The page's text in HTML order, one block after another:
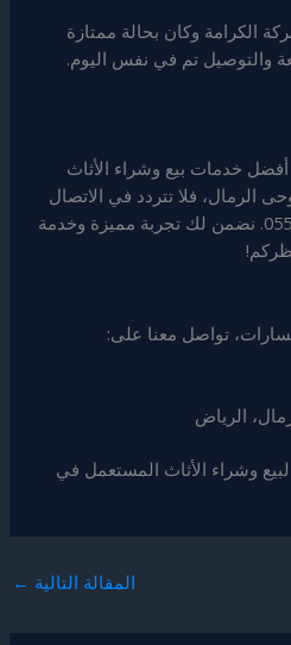
الكرامة وكان بحالة ممتازة
والتوصيل تم في نفس اليوم.
خدمات بيع وشراء الأثاث
الرمال، فلا تتردد في الاتصال
بشركة الكرامة على 0553807374. نضمن لك تجربة مميزة وخدمة
تواصل معنا على:
الرياض
وشراء الأثاث المستعمل في
المقالة التالية ←